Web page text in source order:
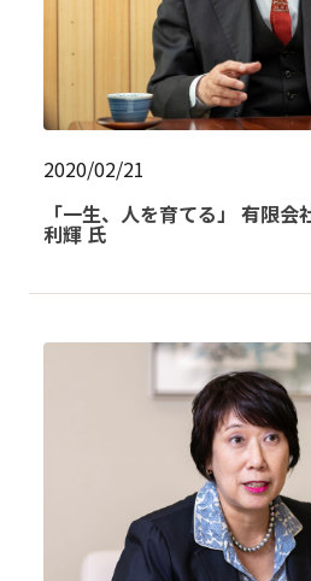
2020/02/21
「一生、人を育てる」 有限
利輝 氏